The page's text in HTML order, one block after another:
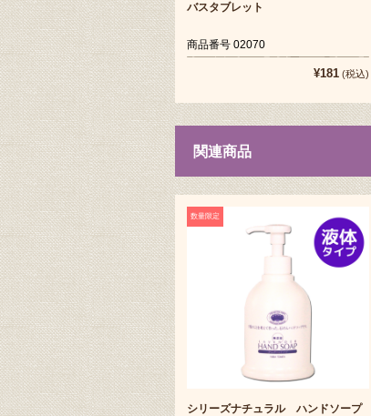
バスタブレット
商品番号 02070
¥181 (税込)
関連商品
数量限定
シリーズナチュラル ハンドソープ